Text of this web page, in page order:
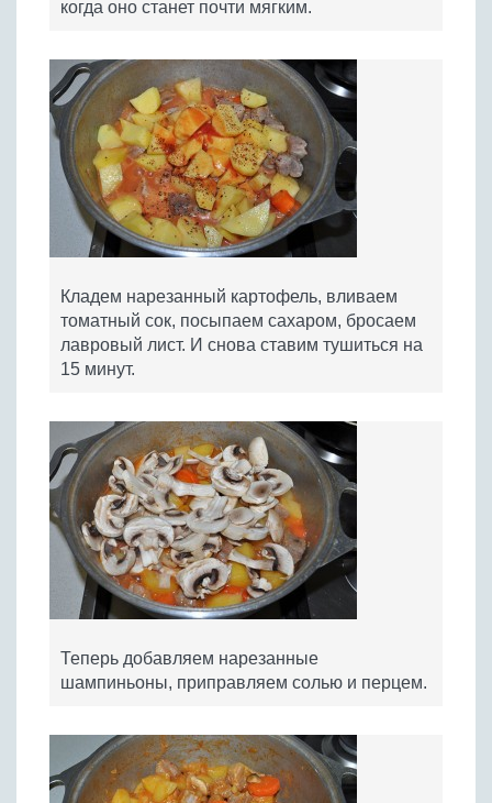
когда оно станет почти мягким.
Кладем нарезанный картофель, вливаем
томатный сок, посыпаем сахаром, бросаем
лавровый лист. И снова ставим тушиться на
15 минут.
Теперь добавляем нарезанные
шампиньоны, приправляем солью и перцем.